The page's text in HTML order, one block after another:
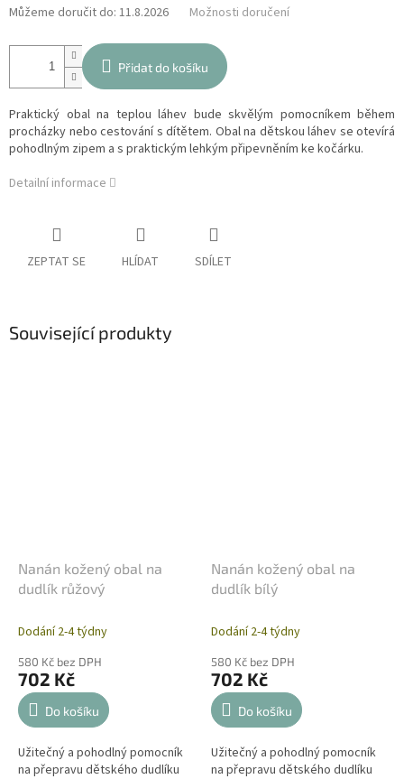
Můžeme doručit do: 11.8.2026 Možnosti doručení
Přidat do košíku
Praktický obal na teplou láhev bude skvělým pomocníkem během
procházky nebo cestování s dítětem. Obal na dětskou láhev se otevírá
pohodlným zipem a s praktickým lehkým připevněním ke kočárku.
Detailní informace
ZEPTAT SE HLÍDAT SDÍLET
Související produkty
Nanán kožený obal na
dudlík růžový
Dodání 2-4 týdny
580 Kč bez DPH
702 Kč
Do košíku
Užitečný a pohodlný pomocník
na přepravu dětského dudlíku
Nanán kožený obal na
dudlík bílý
Dodání 2-4 týdny
580 Kč bez DPH
702 Kč
Do košíku
Užitečný a pohodlný pomocník
na přepravu dětského dudlíku